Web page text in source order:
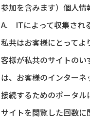
参加を含みます）個人情
A. ITによって収集され
私共はお客様にとって
客様が私共のサイトの
は、お客様のインター
接続するためのポータ
サイトを閲覧した回数